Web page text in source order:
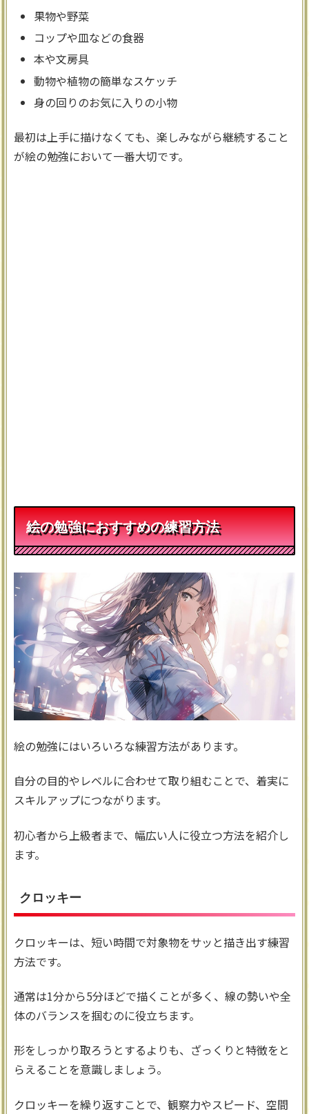
果物や野菜
コップや皿などの食器
本や文房具
動物や植物の簡単なスケッチ
身の回りのお気に入りの小物
最初は上手に描けなくても、楽しみながら継続すること
が絵の勉強において一番大切です。
絵の勉強におすすめの練習方法
絵の勉強にはいろいろな練習方法があります。
自分の目的やレベルに合わせて取り組むことで、着実に
スキルアップにつながります。
初心者から上級者まで、幅広い人に役立つ方法を紹介し
ます。
クロッキー
クロッキーは、短い時間で対象物をサッと描き出す練習
方法です。
通常は1分から5分ほどで描くことが多く、線の勢いや全
体のバランスを掴むのに役立ちます。
形をしっかり取ろうとするよりも、ざっくりと特徴をと
らえることを意識しましょう。
クロッキーを繰り返すことで、観察力やスピード、空間